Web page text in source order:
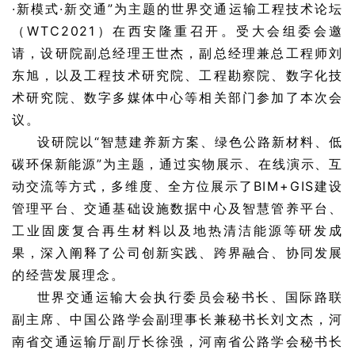
·新模式·新交通”为主题的世界交通运输工程技术论坛
（WTC2021）在西安隆重召开。受大会组委会邀
请，设研院副总经理王世杰，副总经理兼总工程师刘
东旭，以及工程技术研究院、工程勘察院、数字化技
术研究院、数字多媒体中心等相关部门参加了本次会
议。
设研院以“智慧建养新方案、绿色公路新材料、低
碳环保新能源”为主题，通过实物展示、在线演示、互
动交流等方式，多维度、全方位展示了BIM+GIS建设
管理平台、交通基础设施数据中心及智慧管养平台、
工业固废复合再生材料以及地热清洁能源等研发成
果，深入阐释了公司创新实践、跨界融合、协同发展
的经营发展理念。
世界交通运输大会执行委员会秘书长、国际路联
副主席、中国公路学会副理事长兼秘书长刘文杰，河
南省交通运输厅副厅长徐强，河南省公路学会秘书长